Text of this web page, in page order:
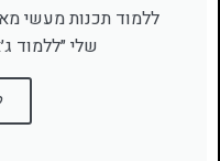
ללמוד תכנות מעשי
שלי ״ללמוד